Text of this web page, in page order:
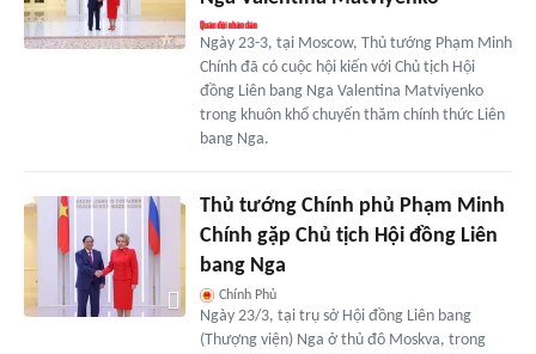
Ngày 23-3, tại Moscow, Thủ tướng Phạm Minh
Chính đã có cuộc hội kiến với Chủ tịch Hội
đồng Liên bang Nga Valentina Matviyenko
trong khuôn khổ chuyến thăm chính thức Liên
bang Nga.
Thủ tướng Chính phủ Phạm Minh
Chính gặp Chủ tịch Hội đồng Liên
bang Nga
Chính Phủ
Ngày 23/3, tại trụ sở Hội đồng Liên bang
(Thượng viện) Nga ở thủ đô Moskva, trong